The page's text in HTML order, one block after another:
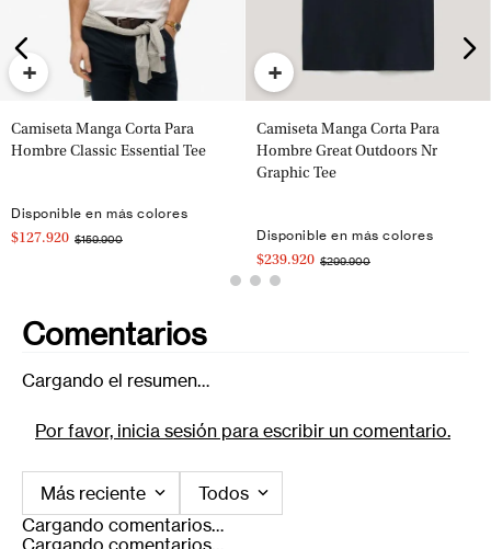
+
Camiseta Manga Corta Para
Hombre Classic Essential Tee
Disponible en más colores
$127.920 $159.900
+
Camiseta Manga Corta Para
Hombre Great Outdoors Nr
Graphic Tee
Disponible en más colores
$239.920 $299.900
Comentarios
Cargando el resumen…
Por favor, inicia sesión para escribir un comentario.
Más reciente
Todos
Cargando comentarios…
Cargando comentarios…